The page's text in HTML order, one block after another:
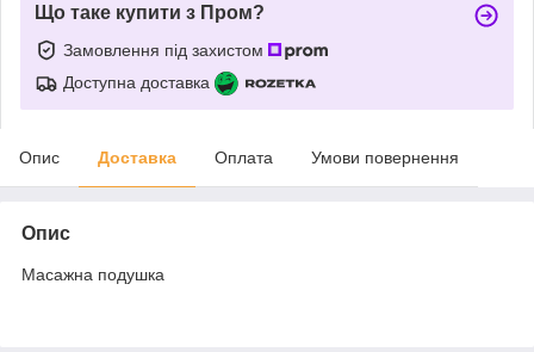
Що таке купити з Пром?
Замовлення під захистом
Доступна доставка
Опис Доставка Оплата Умови повернення
Опис
Масажна подушка